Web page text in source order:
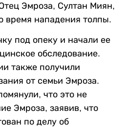
Эмроза, Султан Миян,
время нападения толпы.
под опеку и начали ее
обследование.
также получили
от семьи Эмроза.
что это не
Эмроза, заявив, что
по делу об